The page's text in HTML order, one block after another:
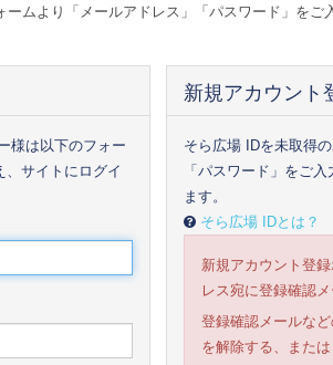
ムより「メールアドレス」「パスワード」をご
様は以下のフォー
、サイトにログイ
新規アカウント
そら広場 IDを未取得
「パスワード」をご
ます。
そら広場 IDとは？
新規アカウント登
レス宛に登録確認
登録確認メールな
を解除する、また